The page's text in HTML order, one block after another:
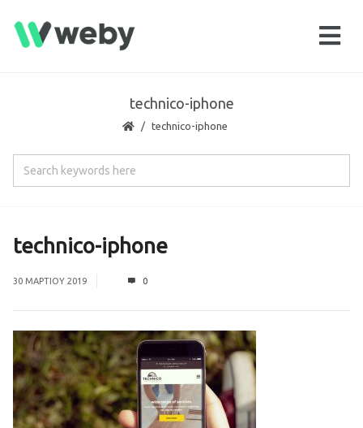
technico-iphone
technico-iphone
technico-iphone
30 ΜΑΡΤΊΟΥ 2019 0